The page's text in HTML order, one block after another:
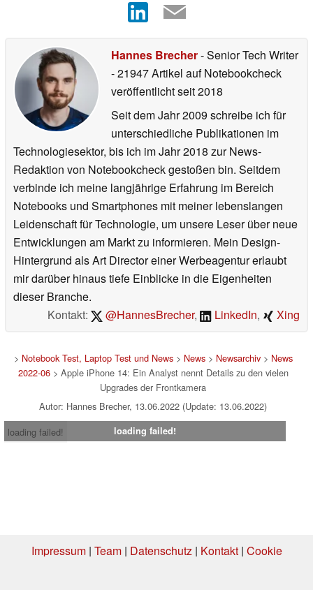
Hannes Brecher- Senior Tech Writer
- 21947 Artikel auf Notebookcheck
veröffentlichtseit 2018
Seit dem Jahr 2009 schreibe ich für
unterschiedliche Publikationen im
Technologiesektor, bis ich im Jahr 2018 zur News-
Redaktion von Notebookcheck gestoßen bin. Seitdem
verbinde ich meine langjährige Erfahrung im Bereich
Notebooks und Smartphones mit meiner lebenslangen
Leidenschaft für Technologie, um unsere Leser über neue
Entwicklungen am Markt zu informieren. Mein Design-
Hintergrund als Art Director einer Werbeagentur erlaubt
mir darüber hinaus tiefe Einblicke in die Eigenheiten
dieser Branche.
Kontakt:
@HannesBrecher, LinkedIn, Xing
> Notebook Test, Laptop Test und News> News> Newsarchiv> News
2022-06> Apple iPhone 14: Ein Analyst nennt Details zu den vielen
Upgrades der Frontkamera
Autor: Hannes Brecher, 13.06.2022 (Update: 13.06.2022)
loading failed!
loading failed!
Impressum| Team| Datenschutz| Kontakt| Cookie